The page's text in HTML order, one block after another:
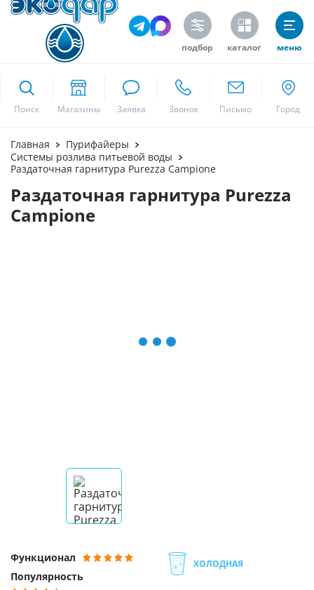
подбор каталог меню
Поиск
Москва
Главная
Пурифайеры
Системы розлива питьевой воды
Раздаточная гарнитура Purezza Campione
Раздаточная гарнитура Purezza
Campione
Функционал
Популярность
ХОЛОДНАЯ